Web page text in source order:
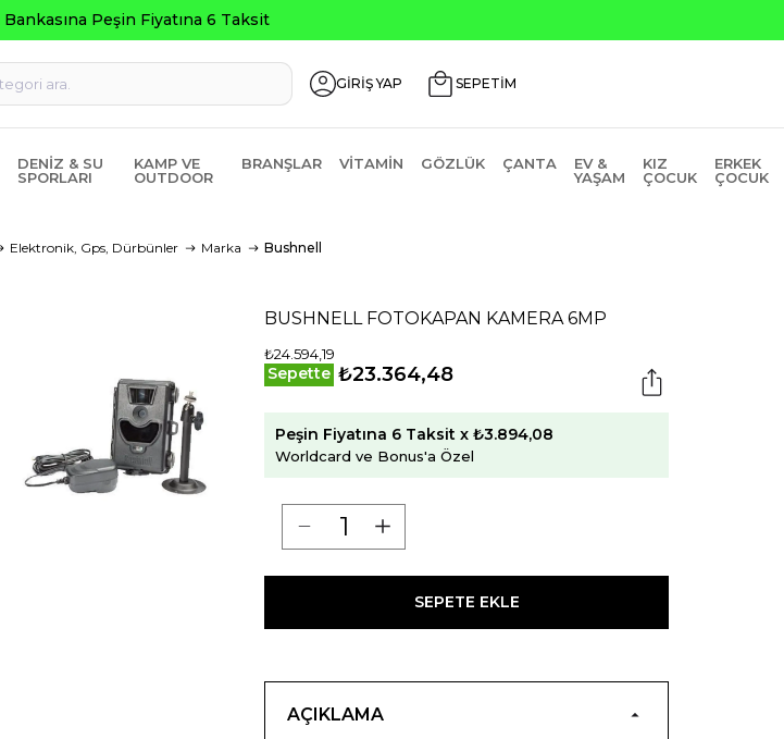
GİRİŞ YAP SEPETİM
DENIZ & SU
SPORLARI
KAMP VE
OUTDOOR
BRANŞLAR VITAMIN GÖZLÜK ÇANTA
EV &
YAŞAM
KIZ
ÇOCUK
ERKEK
ÇOCUK
Elektronik, Gps, Dürbünler Marka Bushnell
BUSHNELL FOTOKAPAN KAMERA 6MP
₺24.594,19
Sepette ₺23.364,48
Peşin Fiyatına 6 Taksit x ₺3.894,08
Worldcard ve Bonus'a Özel
SEPETE EKLE
AÇIKLAMA